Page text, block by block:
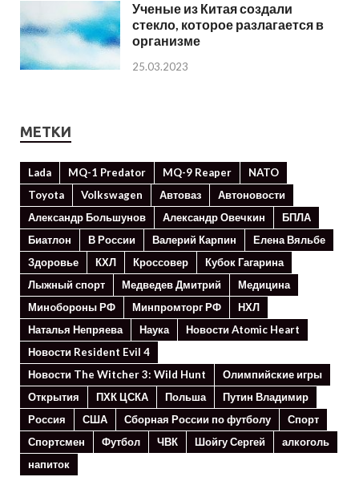
Ученые из Китая создали
стекло, которое разлагается в
организме
25.03.2023
МЕТКИ
Lada MQ-1 Predator MQ-9 Reaper
NATO
Toyota
Volkswagen Автоваз
Автоновости
Александр Большунов
Александр Овечкин
БПЛА
Биатлон
В России Валерий Карпин
Елена Вяльбе
Здоровье
КХЛ Кроссовер
Кубок Гагарина
Лыжный спорт
Медведев Дмитрий
Медицина
Минoбороны РФ
Минпромторг РФ
НХЛ
Наталья Непряева
Наука
Новости Atomic Heart
Новости Resident Evil 4
Новости The Witcher 3: Wild Hunt
Олимпийские игры
Открытия
ПХК ЦСКА Польша
Путин Владимир
Россия
США Сборная России по футболу
Спорт
Спортсмен
Футбол ЧВК Шойгу Сергей
алкоголь
напиток